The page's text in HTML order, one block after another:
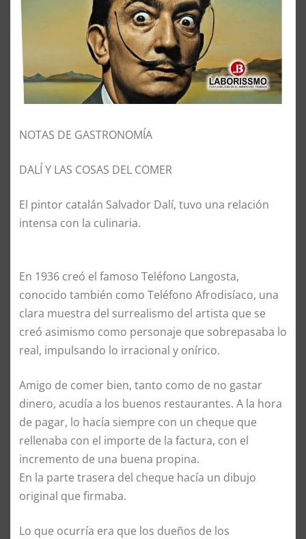
NOTAS DE GASTRONOMÍA
DALÍ Y LAS COSAS DEL COMER
El pintor catalán Salvador Dalí, tuvo una relación
intensa con la culinaria.
En 1936 creó el famoso Teléfono Langosta,
conocido también como Teléfono Afrodisíaco, una
clara muestra del surrealismo del artista que se
creó asimismo como personaje que sobrepasaba lo
real, impulsando lo irracional y onírico.
Amigo de comer bien, tanto como de no gastar
dinero, acudía a los buenos restaurantes. A la hora
de pagar, lo hacía siempre con un cheque que
rellenaba con el importe de la factura, con el
incremento de una buena propina.
En la parte trasera del cheque hacía un dibujo
original que firmaba.
Lo que ocurría era que los dueños de los